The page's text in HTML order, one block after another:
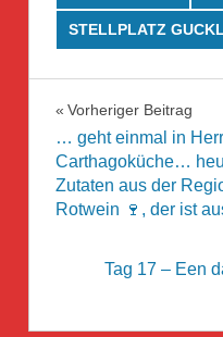
STELLPLATZ
Vorheriger Beitrag
… geht einmal in
Carthagoküche…
Zutaten aus der
Rotwein 🍷, der ist
Tag 17 – Een